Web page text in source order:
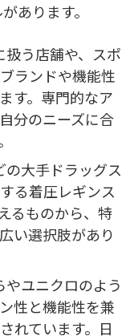
あります。
扱う店舗や、スポ
ランドや機能性
す。専門的なア
分のニーズに合
の大手ドラッグス
る着圧レギンス
るものから、特
い選択肢があり
やユニクロのよう
性と機能性を兼
れています。日